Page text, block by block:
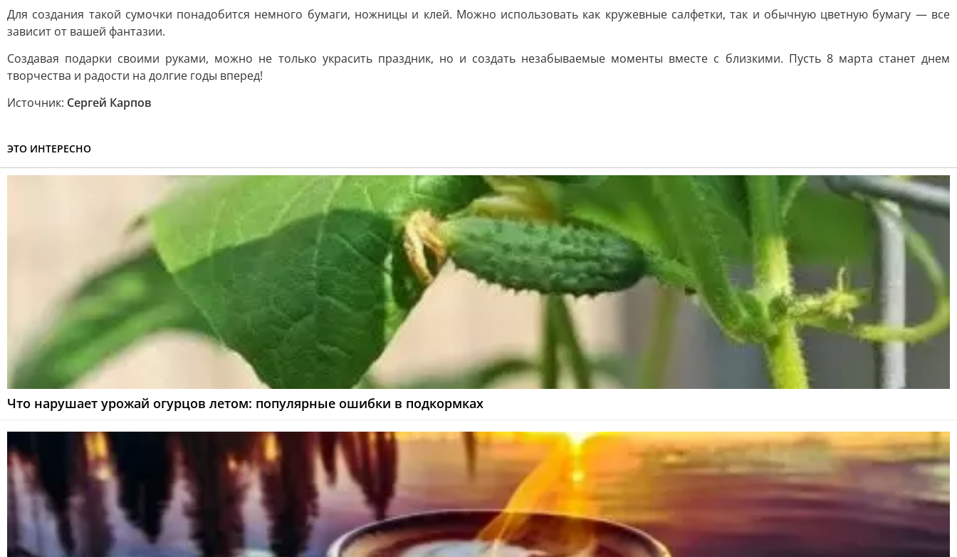
Для создания такой сумочки понадобится немного бумаги, ножницы и клей. Можно использовать как кружевные салфетки, так и обычную цветную бумагу — все
зависит от вашей фантазии.
Создавая подарки своими руками, можно не только украсить праздник, но и создать незабываемые моменты вместе с близкими. Пусть 8 марта станет днем
творчества и радости на долгие годы вперед!
Источник: Сергей Карпов
ЭТО ИНТЕРЕСНО
Что нарушает урожай огурцов летом: популярные ошибки в подкормках